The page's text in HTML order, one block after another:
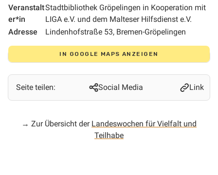
Veranstalt
er*in
Stadtbibliothek Gröpelingen in Kooperation mit
LIGA e.V. und dem Malteser Hilfsdienst e.V.
Adresse
Lindenhofstraße 53, Bremen-Gröpelingen
IN GOOGLE MAPS ANZEIGEN
Seite teilen: Social Media Link
→ Zur Übersicht der Landeswochen für Vielfalt und
Teilhabe